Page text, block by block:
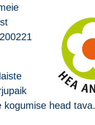
kogumise head tava.